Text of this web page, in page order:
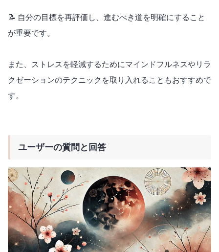
📝 自分の目標を再評価し、進むべき道を明確にすること
が重要です。
また、ストレスを軽減するためにマインドフルネスやリラ
クゼーションのテクニックを取り入れることもおすすめで
す。
ユーザーの質問と回答